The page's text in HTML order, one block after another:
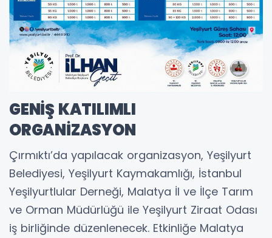
GENİŞ KATILIMLI
ORGANİZASYON
Çırmıktı’da yapılacak organizasyon, Yeşilyurt
Belediyesi, Yeşilyurt Kaymakamlığı, İstanbul
Yeşilyurtlular Derneği, Malatya İl ve İlçe Tarım
ve Orman Müdürlüğü ile Yeşilyurt Ziraat Odası
iş birliğinde düzenlenecek. Etkinliğe Malatya